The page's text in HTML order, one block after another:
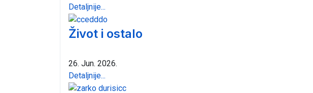
Detaljnije...
Život i ostalo
26. Jun. 2026.
Detaljnije...